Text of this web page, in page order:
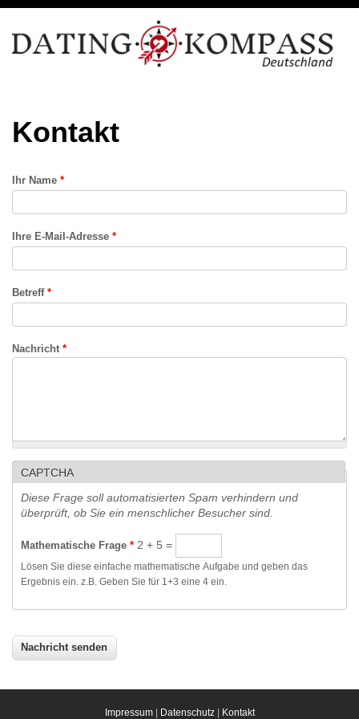
Kontakt
Ihr Name *
Ihre E-Mail-Adresse *
Betreff *
Nachricht *
CAPTCHA
Diese Frage soll automatisierten Spam verhindern und
überprüft, ob Sie ein menschlicher Besucher sind.
Mathematische Frage * 2 + 5 =
Lösen Sie diese einfache mathematische Aufgabe und geben das
Ergebnis ein. z.B. Geben Sie für 1+3 eine 4 ein.
Impressum| Datenschutz| Kontakt